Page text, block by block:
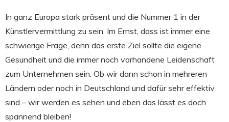
In ganz Europa stark präsent und die Nummer 1 in der
Künstlervermittlung zu sein. Im Ernst, dass ist immer eine
schwierige Frage, denn das erste Ziel sollte die eigene
Gesundheit und die immer noch vorhandene Leidenschaft
zum Unternehmen sein. Ob wir dann schon in mehreren
Ländern oder noch in Deutschland und dafür sehr effektiv
sind – wir werden es sehen und eben das lässt es doch
spannend bleiben!